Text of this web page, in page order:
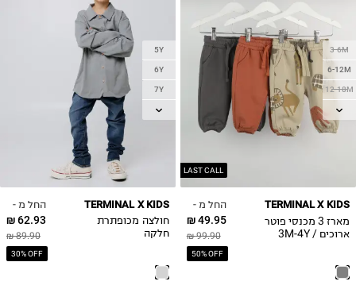
LAST CALL
3-6M
6-12M
12-18M
18-24M
2Y
החל מ -
49.95 ₪
99.90 ₪
50% OFF
TERMINAL X KIDS
מארז 3 מכנסי פוטר
ארוכים / 3M-4Y
5Y
6Y
7Y
8Y
13-14Y
החל מ -
62.93 ₪
89.90 ₪
30% OFF
TERMINAL X KIDS
חולצה מכופתרת
חלקה